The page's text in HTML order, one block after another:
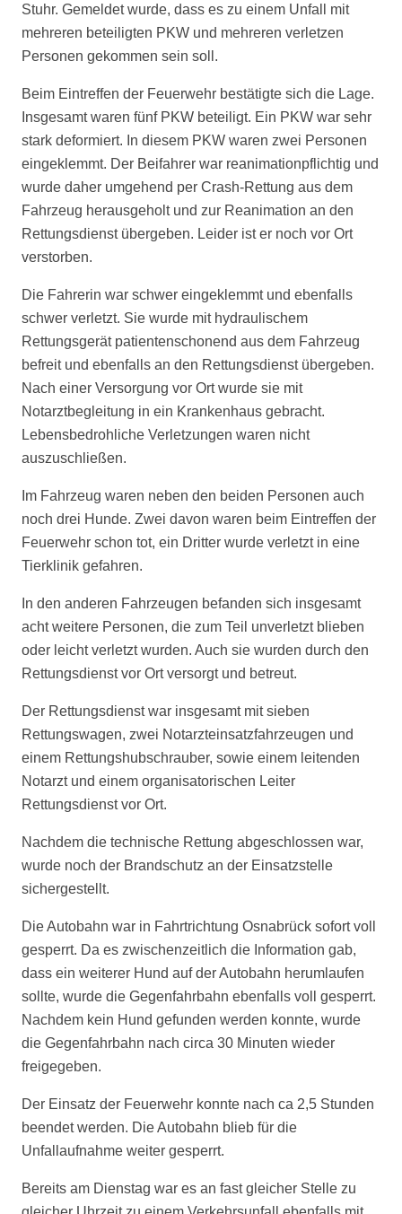
Stuhr. Gemeldet wurde, dass es zu einem Unfall mit
mehreren beteiligten PKW und mehreren verletzen
Personen gekommen sein soll.
Beim Eintreffen der Feuerwehr bestätigte sich die Lage.
Insgesamt waren fünf PKW beteiligt. Ein PKW war sehr
stark deformiert. In diesem PKW waren zwei Personen
eingeklemmt. Der Beifahrer war reanimationpflichtig und
wurde daher umgehend per Crash-Rettung aus dem
Fahrzeug herausgeholt und zur Reanimation an den
Rettungsdienst übergeben. Leider ist er noch vor Ort
verstorben.
Die Fahrerin war schwer eingeklemmt und ebenfalls
schwer verletzt. Sie wurde mit hydraulischem
Rettungsgerät patientenschonend aus dem Fahrzeug
befreit und ebenfalls an den Rettungsdienst übergeben.
Nach einer Versorgung vor Ort wurde sie mit
Notarztbegleitung in ein Krankenhaus gebracht.
Lebensbedrohliche Verletzungen waren nicht
auszuschließen.
Im Fahrzeug waren neben den beiden Personen auch
noch drei Hunde. Zwei davon waren beim Eintreffen der
Feuerwehr schon tot, ein Dritter wurde verletzt in eine
Tierklinik gefahren.
In den anderen Fahrzeugen befanden sich insgesamt
acht weitere Personen, die zum Teil unverletzt blieben
oder leicht verletzt wurden. Auch sie wurden durch den
Rettungsdienst vor Ort versorgt und betreut.
Der Rettungsdienst war insgesamt mit sieben
Rettungswagen, zwei Notarzteinsatzfahrzeugen und
einem Rettungshubschrauber, sowie einem leitenden
Notarzt und einem organisatorischen Leiter
Rettungsdienst vor Ort.
Nachdem die technische Rettung abgeschlossen war,
wurde noch der Brandschutz an der Einsatzstelle
sichergestellt.
Die Autobahn war in Fahrtrichtung Osnabrück sofort voll
gesperrt. Da es zwischenzeitlich die Information gab,
dass ein weiterer Hund auf der Autobahn herumlaufen
sollte, wurde die Gegenfahrbahn ebenfalls voll gesperrt.
Nachdem kein Hund gefunden werden konnte, wurde
die Gegenfahrbahn nach circa 30 Minuten wieder
freigegeben.
Der Einsatz der Feuerwehr konnte nach ca 2,5 Stunden
beendet werden. Die Autobahn blieb für die
Unfallaufnahme weiter gesperrt.
Bereits am Dienstag war es an fast gleicher Stelle zu